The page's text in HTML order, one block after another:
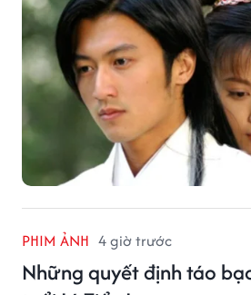
PHIM ẢNH 4 giờ trước
Những quyết định táo